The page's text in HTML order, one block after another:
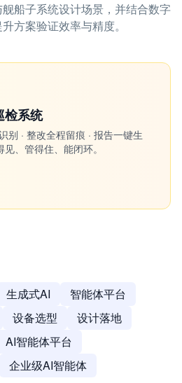
船子系统设计场景，并结合数字
方案验证效率与精度。
检系统
别 · 整改全程留痕 · 报告一键生
、管得住、能闭环。
生成式AI
智能体平台
设备选型
设计落地
AI智能体平台
企业级AI智能体